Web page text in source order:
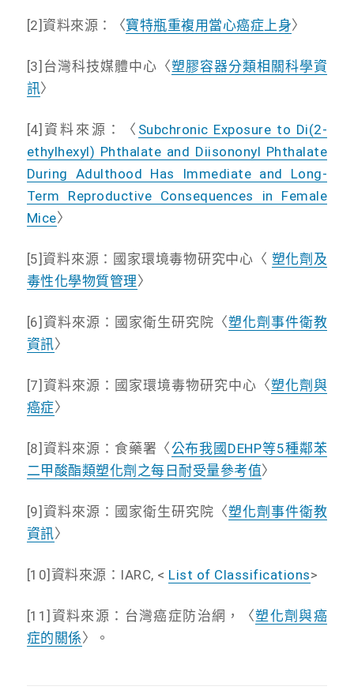
[2]資料來源：〈寶特瓶重複用當心癌症上身〉
[3]台灣科技媒體中心〈塑膠容器分類相關科學資
訊〉
[4]資料來源：〈 Subchronic Exposure to Di(2-
ethylhexyl) Phthalate and Diisononyl Phthalate
During Adulthood Has Immediate and Long-
Term Reproductive Consequences in Female
Mice〉
[5]資料來源：國家環境毒物研究中心〈 塑化劑及
毒性化學物質管理〉
[6]資料來源：國家衛生研究院〈塑化劑事件衛教
資訊〉
[7]資料來源：國家環境毒物研究中心〈塑化劑與
癌症〉
[8]資料來源：食藥署〈公布我國DEHP等5種鄰苯
二甲酸酯類塑化劑之每日耐受量參考值〉
[9]資料來源：國家衛生研究院〈塑化劑事件衛教
資訊〉
[10]資料來源：IARC, < List of Classifications>
[11]資料來源：台灣癌症防治網，〈塑化劑與癌
症的關係〉。